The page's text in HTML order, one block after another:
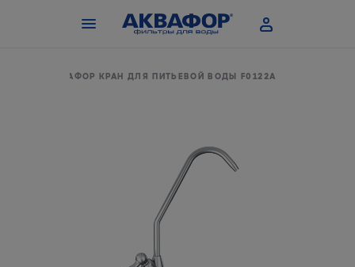
АКВАФОР КРАН ДЛЯ ПИТЬЕВОЙ ВОДЫ F0122A